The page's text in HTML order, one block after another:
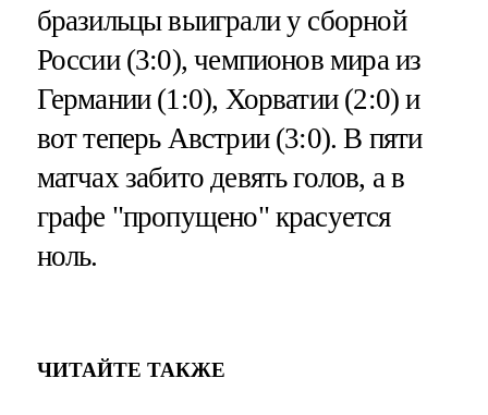
бразильцы выиграли у сборной
России (3:0), чемпионов мира из
Германии (1:0), Хорватии (2:0) и
вот теперь Австрии (3:0). В пяти
матчах забито девять голов, а в
графе "пропущено" красуется
ноль.
ЧИТАЙТЕ ТАКЖЕ